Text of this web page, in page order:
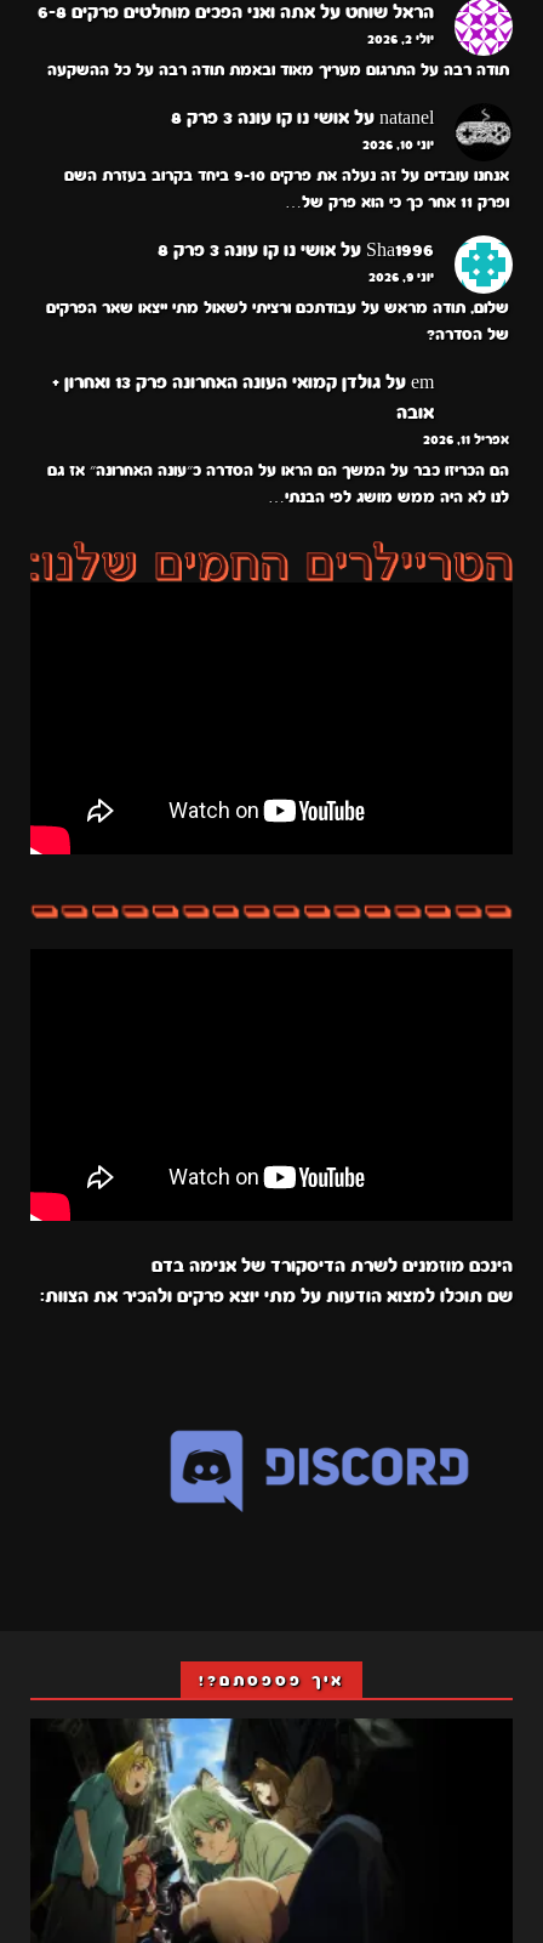
הראל שוחט על אתה ואני הפכים מוחלטים פרקים 6-8
יולי 2, 2026
תודה רבה על התרגום מעריך מאוד ובאמת תודה רבה על כל ההשקעה
natanel על אושי נו קו עונה 3 פרק 8
יוני 10, 2026
אנחנו עובדים על זה נעלה את פרקים 9-10 ביחד בקרוב בעזרת השם
ופרק 11 אחר כך כי הוא פרק של…
Sha1996 על אושי נו קו עונה 3 פרק 8
יוני 9, 2026
שלום, תודה מראש על עבודתכם ורציתי לשאול מתי ייצאו שאר הפרקים
של הסדרה?
em על
גולדן קמואי העונה האחרונה פרק 13 ואחרון +
אובה
אפריל 11, 2026
הם הכריזו כבר על המשך הם הראו על הסדרה כ״עונה האחרונה״ אז גם
לנו לא היה ממש מושג לפי הבנתי…
הינכם מוזמנים לשרת הדיסקורד של אנימה בדם
שם תוכלו למצוא הודעות על מתי יוצא פרקים ולהכיר את הצוות:
איך פספסתם?!